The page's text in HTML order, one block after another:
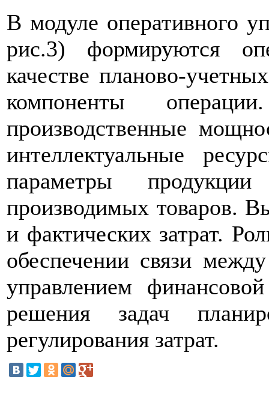
В модуле оперативного
рис.3) формируются
качестве планово-
компоненты
производственные
интеллектуальные
параметры
производимых товаров.
и фактических затрат.
обеспечении связи
управлением
решения задач
регулирования затрат.